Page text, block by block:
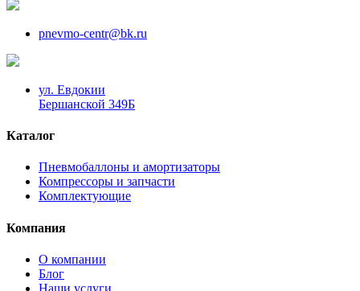
pnevmo-centr@bk.ru
ул. Евдокии
Бершанской 349Б
Каталог
Пневмобаллоны и амортизаторы
Компрессоры и запчасти
Комплектующие
Компания
О компании
Блог
Наши услуги